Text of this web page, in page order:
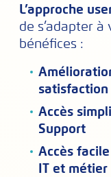
L’approche
de s’adapter
bénéfices :
Accès
Support
Accès
IT et métier